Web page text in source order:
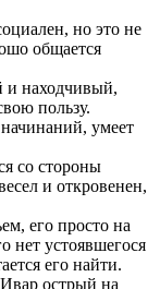
но это не
общается
и находчивый,
пользу.
умеет
со стороны
и откровенен,
его просто на
нет устоявшегося
его найти.
острый на